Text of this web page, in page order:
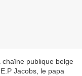
publique belge
Jacobs, le papa